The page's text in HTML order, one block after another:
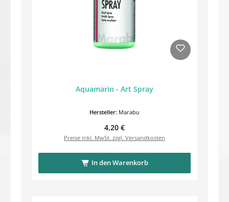
Aquamarin - Art Spray
Hersteller: Marabu
Regulärer Preis:
4,20 €
Preise inkl. MwSt. zzgl. Versandkosten
In den Warenkorb